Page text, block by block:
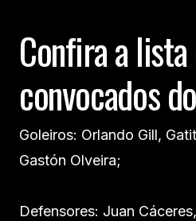
Confira a
convocados
Goleiros: Orlando Gill,
Gastón Olveira;
Defensores: Juan